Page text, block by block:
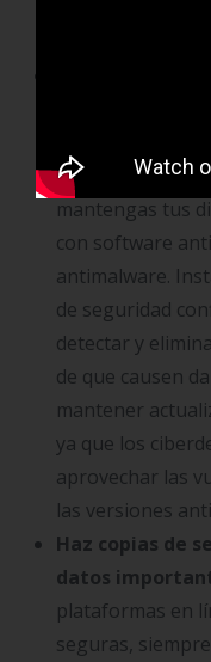
También es
mantengas tus
con software
antimalware.
de seguridad
detectar y
de que causen
mantener
ya que los
aprovechar las
las versiones
Haz copias de
datos
plataformas en
seguras,